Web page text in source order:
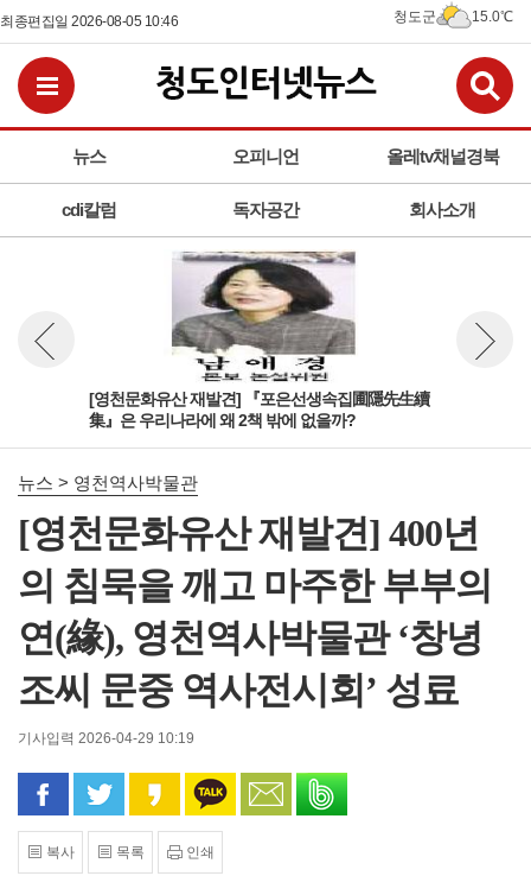
최종편집일 2026-08-05 10:46 청도군 15.0℃
뉴스 오피니언 올레tv채널경북
cdi칼럼 독자공간 회사소개
전체메뉴보기
[영천문화유산 재발견] 『포은선생속집圃隱先生續
集』은 우리나라에 왜 2책 밖에 없을까?
뉴스 이전보기
뉴스 > 영천역사박물관
[영천문화유산 재발견] 400년
의 침묵을 깨고 마주한 부부의
연(緣), 영천역사박물관 ‘창녕
조씨 문중 역사전시회’ 성료
기사입력 2026-04-29 10:19
페이스북으로 공유
트위터로 공유카카오 스토리로 공유
카카오톡으로 공유
문자로 공유
복사 목록 인쇄